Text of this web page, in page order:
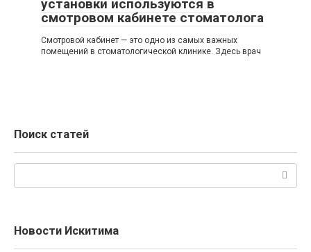
установки используются в
смотровом кабинете стоматолога
Смотровой кабинет — это одно из самых важных
помещений в стоматологической клинике. Здесь врач
Поиск статей
Новости Искитима